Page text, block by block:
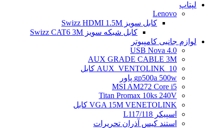
لپتاپ
Lenovo
کابل سویز Swizz HDMI 1.5M
کابل شبکه سویز Swizz CAT6 3M
لوازم جانبی کامپیوتر
4.0 USB Nova
AUX GRADE CABLE 3M
AUX_VENTOLINK_10 کابل
gp500a 500w پاور
MSI AM272 Core i5
Titan Promax 10ks 240V
VGA 15M VENETOLINK کابل
اسپیکر L117/118
استند کیس آذران تحریرات